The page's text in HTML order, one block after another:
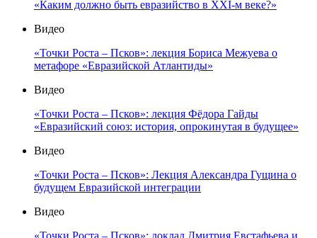
«Каким должно быть евразийство в XXI-м веке?»
Видео
«Точки Роста – Псков»: лекция Бориса Межуева о
метафоре «Евразийской Атлантиды»
Видео
«Точки Роста – Псков»: лекция Фёдора Гайды
«Евразийский союз: история, опрокинутая в будущее»
Видео
«Точки Роста – Псков»: Лекция Александра Гущина о
будущем Евразийской интеграции
Видео